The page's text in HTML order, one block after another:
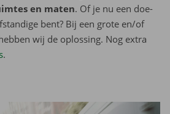
en maten. Of je nu een doe-
bent? Bij een grote en/of
wij de oplossing. Nog extra
.